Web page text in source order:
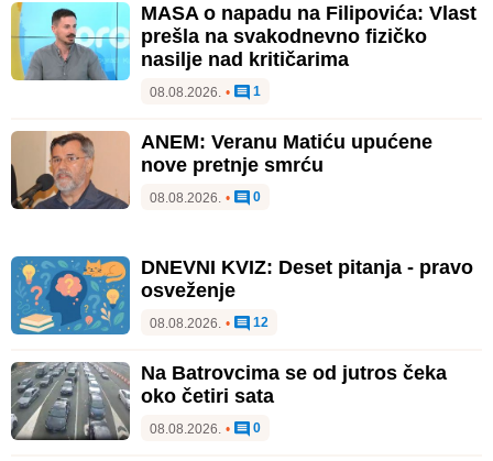
MASA o napadu na Filipovića: Vlast
prešla na svakodnevno fizičko
nasilje nad kritičarima
08.08.2026. • 1
ANEM: Veranu Matiću upućene
nove pretnje smrću
08.08.2026. • 0
DNEVNI KVIZ: Deset pitanja - pravo
osveženje
08.08.2026. • 12
Na Batrovcima se od jutros čeka
oko četiri sata
08.08.2026. • 0